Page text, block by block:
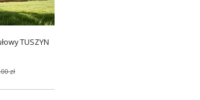
zł